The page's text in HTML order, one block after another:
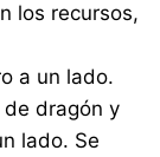
los recursos,
a un lado.
dragón y
lado. Se